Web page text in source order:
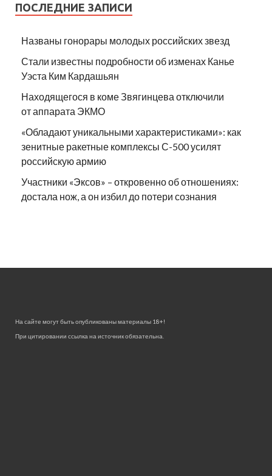
ПОСЛЕДНИЕ ЗАПИСИ
Названы гонорары молодых российских звезд
Стали известны подробности об изменах Канье
Уэста Ким Кардашьян
Находящегося в коме Звягинцева отключили
от аппарата ЭКМО
«Обладают уникальными характеристиками»: как
зенитные ракетные комплексы С-500 усилят
российскую армию
Участники «Эксов» – откровенно об отношениях:
достала нож, а он избил до потери сознания
На сайте могут быть опубликованы материалы 18+!
При цитировании ссылка на источник обязательна.